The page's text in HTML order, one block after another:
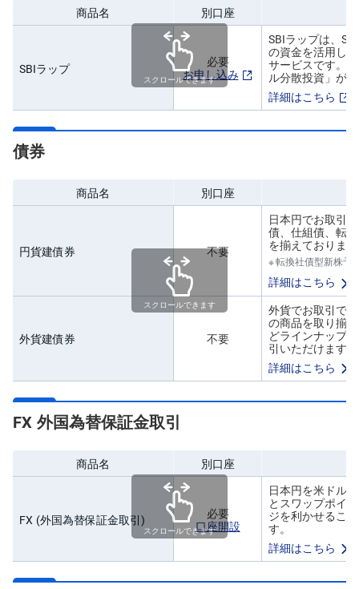
商品名 別口座
SBIラップ
必要
お申し込み
SBIラップは、
の資金を活用し
サービスです。
ル分散投資」が
詳細はこちら
スクロールできます
債券
商品名 別口座
円貨建債券 不要
日本円でお取引
債、仕組債、転
を揃えておりま
転換社債型新株予
詳細はこちら
外貨建債券 不要
外貨でお取引で
の商品を取り揃
どラインナップ
引いただけます。
詳細はこちら
スクロールできます
FX 外国為替保証金取引
商品名 別口座
FX (外国為替保証金取引)
必要
口座開設
日本円を米ドル
とスワップポイ
ジを利かせるこ
す。
詳細はこちら
スクロールできます